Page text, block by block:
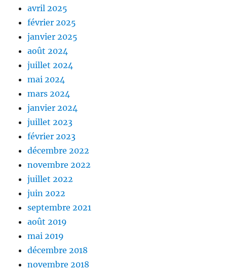
avril 2025
février 2025
janvier 2025
août 2024
juillet 2024
mai 2024
mars 2024
janvier 2024
juillet 2023
février 2023
décembre 2022
novembre 2022
juillet 2022
juin 2022
septembre 2021
août 2019
mai 2019
décembre 2018
novembre 2018